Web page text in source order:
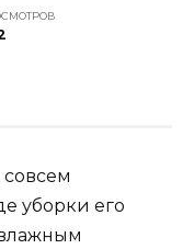
уборки его